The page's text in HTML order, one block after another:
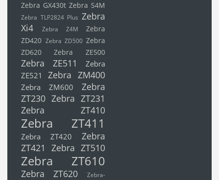
Zebra GX430t Zebra S4M
Zebra TLP2824 Plus Zebra
Xi4
Zebra Z4M
Zebra
ZD420 Zebra ZD500 Zebra
ZD620
Zebra ZE500
Zebra ZE511
Zebra
ZE521
Zebra ZM400
Zebra ZM600
Zebra
ZT230 Zebra ZT231
Zebra ZT410
Zebra ZT411
Zebra ZT420
Zebra
ZT421
Zebra ZT510
Zebra ZT610
Zebra ZT620
Zebra-